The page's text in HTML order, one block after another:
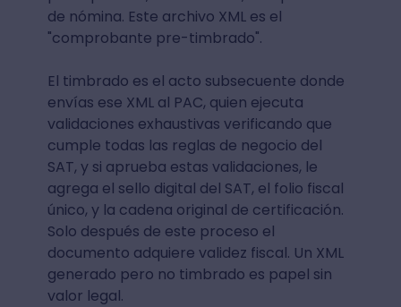
de nómina. Este archivo XML es el
"comprobante pre-timbrado".
El timbrado es el acto subsecuente donde
envías ese XML al PAC, quien ejecuta
validaciones exhaustivas verificando que
cumple todas las reglas de negocio del
SAT, y si aprueba estas validaciones, le
agrega el sello digital del SAT, el folio fiscal
único, y la cadena original de certificación.
Solo después de este proceso el
documento adquiere validez fiscal. Un XML
generado pero no timbrado es papel sin
valor legal.